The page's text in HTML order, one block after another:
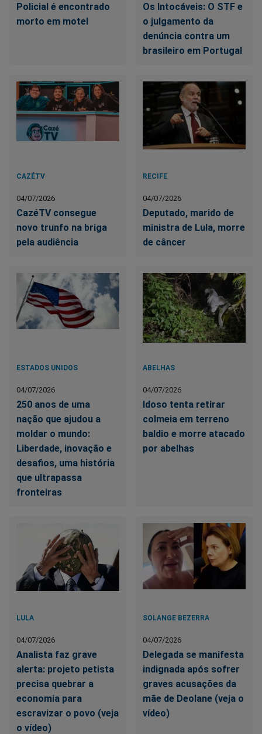
Policial é encontrado
morto em motel
Os Intocáveis: O STF e
o julgamento da
denúncia contra um
brasileiro em Portugal
CAZÉTV
04/07/2026
CazéTV consegue
novo trunfo na briga
pela audiência
RECIFE
04/07/2026
Deputado, marido de
ministra de Lula, morre
de câncer
ESTADOS UNIDOS
04/07/2026
250 anos de uma
nação que ajudou a
moldar o mundo:
Liberdade, inovação e
desafios, uma história
que ultrapassa
fronteiras
ABELHAS
04/07/2026
Idoso tenta retirar
colmeia em terreno
baldio e morre atacado
por abelhas
LULA
04/07/2026
Analista faz grave
alerta: projeto petista
precisa quebrar a
economia para
escravizar o povo (veja
o vídeo)
SOLANGE BEZERRA
04/07/2026
Delegada se manifesta
indignada após sofrer
graves acusações da
mãe de Deolane (veja o
vídeo)